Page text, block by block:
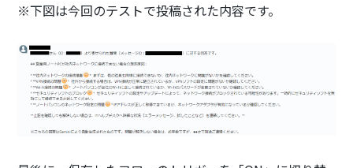
※下図は今回のテストで投稿された内容です。